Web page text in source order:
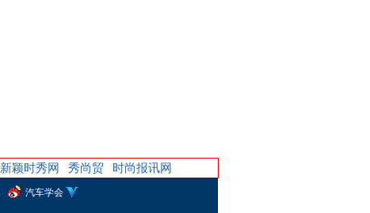
新颖时秀网 秀尚贸 时尚报讯网
汽车学会